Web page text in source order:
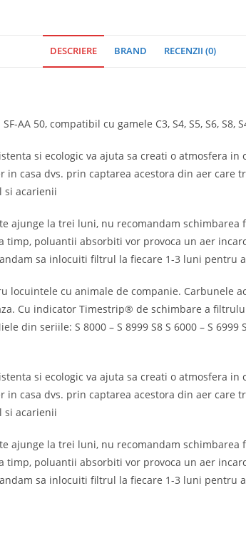
DESCRIERE BRAND RECENZII (0)
AA 50, compatibil cu gamele C3, S4, S5, S6, S8,
si ecologic va ajuta sa creati o atmosfera in
in casa dvs. prin captarea acestora din aer care
si acarienii
ajunge la trei luni, nu recomandam
timp, poluantii absorbiti vor provoca un aer
sa inlocuiti filtrul la fiecare 1-3 luni pentru
locuintele cu animale de companie. Carbunele
Cu indicator Timestrip® de schimbare a
din seriile: S 8000 – S 8999 S8 S 6000 – S 6999
si ecologic va ajuta sa creati o atmosfera in
in casa dvs. prin captarea acestora din aer care
si acarienii
ajunge la trei luni, nu recomandam
timp, poluantii absorbiti vor provoca un aer
sa inlocuiti filtrul la fiecare 1-3 luni pentru